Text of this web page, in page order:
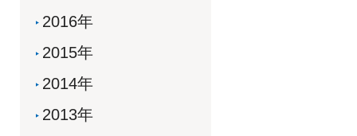
2016年
2015年
2014年
2013年